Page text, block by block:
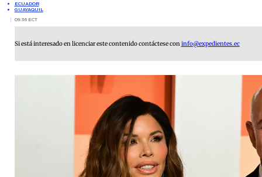
ECUADOR
GUAYAQUIL
09:36 ECT
Si está interesado en licenciar este contenido contáctese coninfo@expedientes.ec